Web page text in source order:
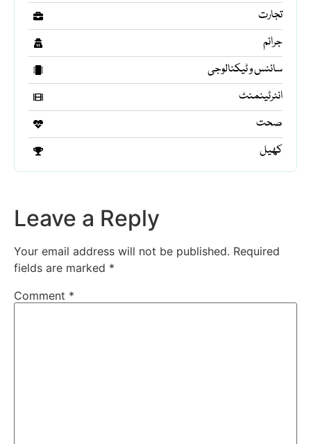
تجارت
جرائم
سائنس و ٹیکنالوجی
انٹرٹینمنٹ
صحت
کھیل
Leave a Reply
Your email address will not be published. Required
fields are marked *
Comment *